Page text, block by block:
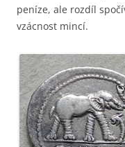
peníze, ale rozdíl
vzácnost mincí.